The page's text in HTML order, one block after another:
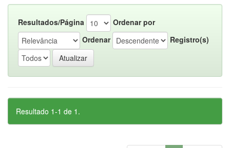
Resultados/Página
Ordenar por
Ordenar
Registro(s)
Resultado 1-1 de 1.